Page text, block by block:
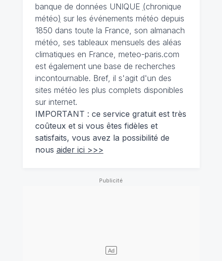
banque de données UNIQUE (chronique
météo) sur les événements météo depuis
1850 dans toute la France, son almanach
météo, ses tableaux mensuels des aléas
climatiques en France, meteo-paris.com
est également une base de recherches
incontournable. Bref, il s'agit d'un des
sites météo les plus complets disponibles
sur internet.
IMPORTANT : ce service gratuit est très
coûteux et si vous êtes fidèles et
satisfaits, vous avez la possibilité de
nous aider ici >>>